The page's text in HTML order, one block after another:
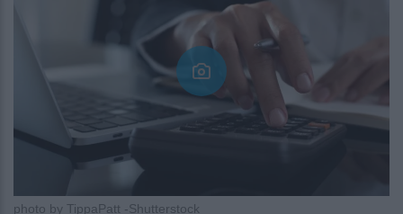
photo by TippaPatt -Shutterstock